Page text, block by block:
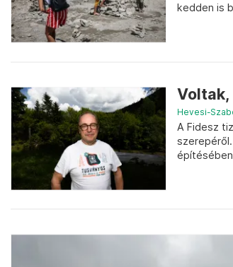
kedden is
Voltak,
Hevesi-
A Fidesz